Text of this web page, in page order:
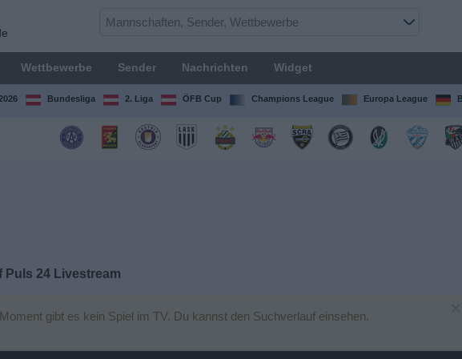
Wettbewerbe Sender Nachrichten Widget
Bundesliga 2. Liga ÖFB Cup Champions League Europa League
Puls 24 Livestream
gibt es kein Spiel im TV. Du kannst den Suchverlauf einsehen.